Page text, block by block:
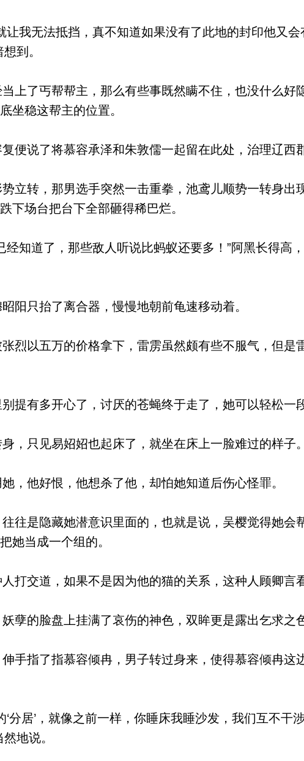
我无法抵挡，真不知道如果没有了此地的封印他又会
到。
上了丐帮帮主，那么有些事既然瞒不住，也没什么好
坐稳这帮主的位置。
便说了将慕容承泽和朱敦儒一起留在此处，治理辽西
立转，那男选手突然一击重拳，池鸢儿顺势一转身出
下场台把台下全部砸得稀巴烂。
知道了，那些敌人听说比蚂蚁还要多！”阿黑长得高
阳只抬了离合器，慢慢地朝前龟速移动着。
烈以五万的价格拿下，雷雳虽然颇有些不服气，但是
提有多开心了，讨厌的苍蝇终于走了，她可以轻松一
，只见易妱妱也起床了，就坐在床上一脸难过的样子。
，他好恨，他想杀了他，却怕她知道后伤心怪罪。
往是隐藏她潜意识里面的，也就是说，吴樱觉得她会
她当成一个组的。
打交道，如果不是因为他的猫的关系，这种人顾卿言
孽的脸盘上挂满了哀伤的神色，双眸更是露出乞求之色
手指了指慕容倾冉，男子转过身来，使得慕容倾冉这
分居’，就像之前一样，你睡床我睡沙发，我们互不干
地说。